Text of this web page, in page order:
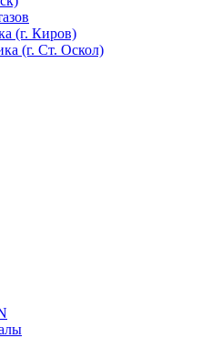
(г. Киров)
(г. Ст. Оскол)